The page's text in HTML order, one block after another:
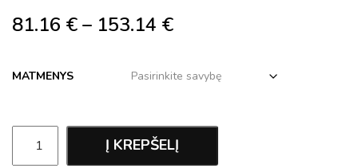
81.16 €– 153.14 €
MATMENYS
Į KREPŠELĮ